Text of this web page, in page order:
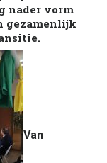
nader vorm
gezamenlijk
Van